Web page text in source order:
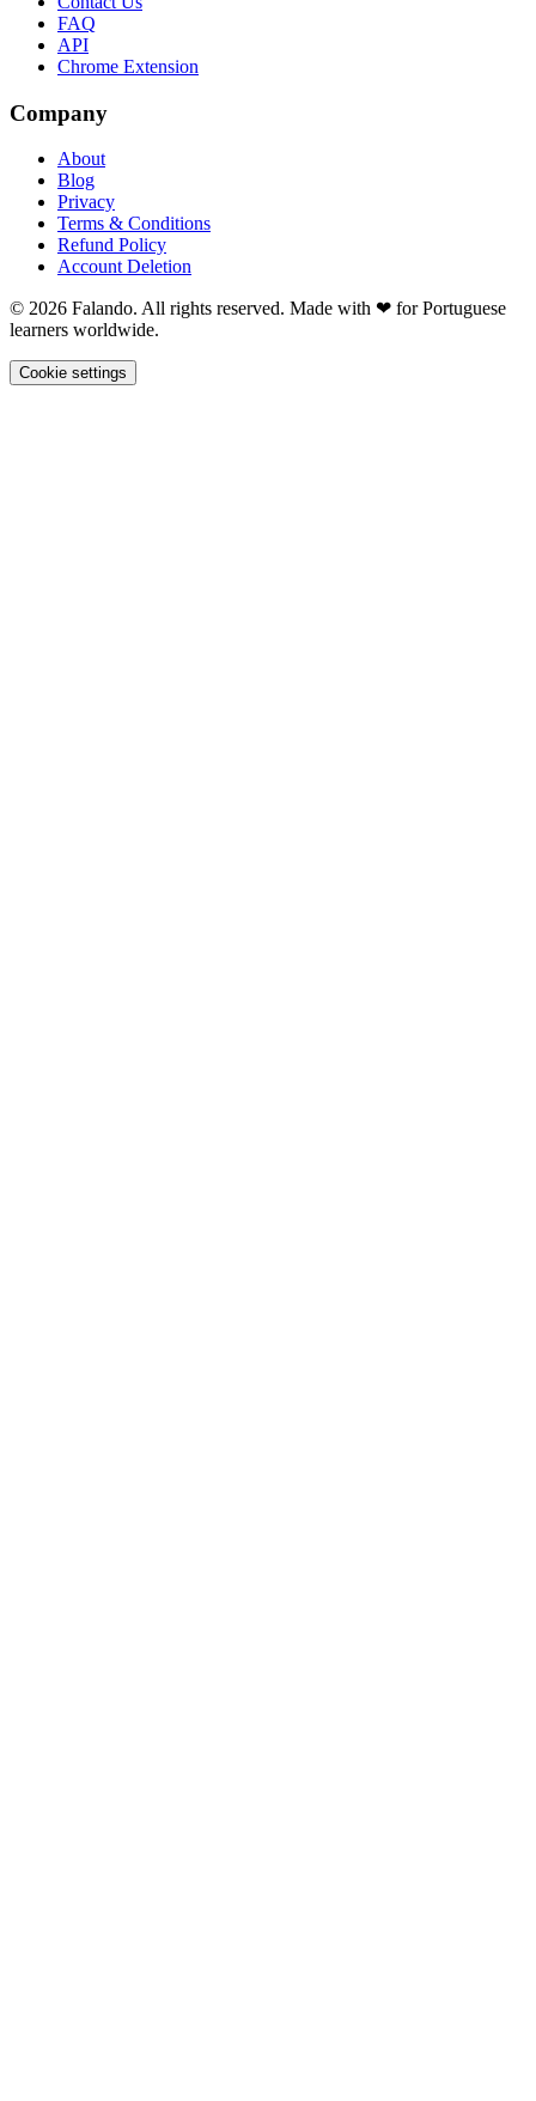
FAQ
API
Chrome Extension
Company
About
Blog
Privacy
Terms & Conditions
Refund Policy
Account Deletion
© 2026 Falando. All rights reserved. Made with ❤ for Portuguese
learners worldwide.
Cookie settings